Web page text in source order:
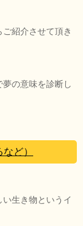
紹介させて頂き
の意味を診断し
ど）
生き物というイ